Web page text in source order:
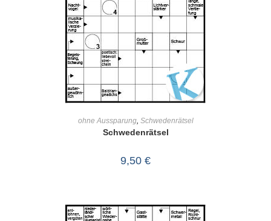
ohne Aussparung, Schwedenrätsel
Schwedenrätsel
9,50 €